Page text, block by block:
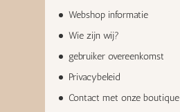
Webshop informatie
Wie zijn wij?
gebruiker overeenkomst
Privacybeleid
Contact met onze boutique